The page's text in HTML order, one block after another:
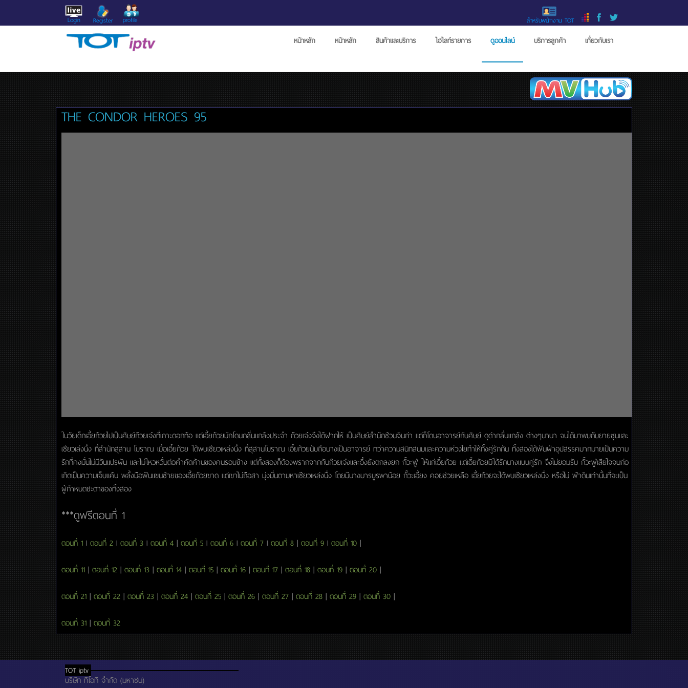
Login Register profile สำหรับพนักงาน TOT
หน้าหลัก หน้าหลัก สินค้าและบริการ ไฮไลท์รายการ ดูออนไลน์ บริการลูกค้า เกี่ยวกับเรา
THE CONDOR HEROES 95
ในวัยเด็กเอี้ยก้วยไปเป็นศิษย์ก๊วยเจ๋งที่เกาะดอกท้อ แต่เอี้ยก้วยมักโดนกลั่นแกล้งประจำ ก๊วยเจ๋งจึงได้ฝากให้ เป็นศิษย์สำนักช้วนจินก่า แต่ก็โดนอาจารย์กับศิษย์ ดุด่ากลั่นแกล้ง ต่างๆนานา จนได้มาพบกับยายซุนและ
เซียวเล่งนึ่ง ที่สำนักสุสาน โบราณ เมื่อเอี้ยก้วย ได้พบเซียวเหล่งนึ่ง ที่สุสานโบราณ เอี้ยก้วยนับถือนางเป็นอาจารย์ ทว่าความสนิทสนมและความห่วงใยทำให้ทั้งคู่รักกัน ทั้งสองได้ฟันฝ่าอุปสรรคมากมายเป็นความ
รักที่คงมั่นไม่มีวันแปรผัน และไม่ไหวหวั่นต่อคำคัดค้านของคนรอบข้าง แต่ทั้งสองก็ต้องพรากจากกันก๊วยเจ๋งและอึ้งย้งตกลงยก กั๊วะฟู่ ให้แก่เอี้ยก้วย แต่เอี้ยก้วยมิได้รักนางแบบคู่รัก จึงไม่ยอมรับ กั๊วะฟู่เสียใจจนก่อ
เกิดเป็นความเจ็บแค้น พลั้งมือฟันแขนซ้ายของเอี้ยก้วยขาด แต่เขาไม่ถือสา มุ่งมั่นตามหาเซียวเหล่งนึ่ง โดยมีนางมารบูรพาน้อย กั๊วะเอี้ยง คอยช่วยเหลือ เอี้ยก้วยจะได้พบเซียวเหล่งนึ่ง หรือไม่ ฟ้าดินเท่านั้นที่จะเป็น
ผู้กำหนดชะตาของทั้งสอง
***ดูฟรีตอนที่ 1
ตอนที่ 1 l ตอนที่ 2 l ตอนที่ 3 l ตอนที่ 4 | ตอนที่ 5 l ตอนที่ 6 l ตอนที่ 7 l ตอนที่ 8 | ตอนที่ 9 l ตอนที่ 10 |
ตอนที่ 11 | ตอนที่ 12 | ตอนที่ 13 | ตอนที่ 14 | ตอนที่ 15 | ตอนที่ 16 | ตอนที่ 17 | ตอนที่ 18 | ตอนที่ 19 | ตอนที่ 20 |
ตอนที่ 21 | ตอนที่ 22 | ตอนที่ 23 | ตอนที่ 24 | ตอนที่ 25 | ตอนที่ 26 | ตอนที่ 27 | ตอนที่ 28 | ตอนที่ 29 | ตอนที่ 30 |
ตอนที่ 31 | ตอนที่ 32
TOT iptv
บริษัท ทีโอที จำกัด (มหาชน)